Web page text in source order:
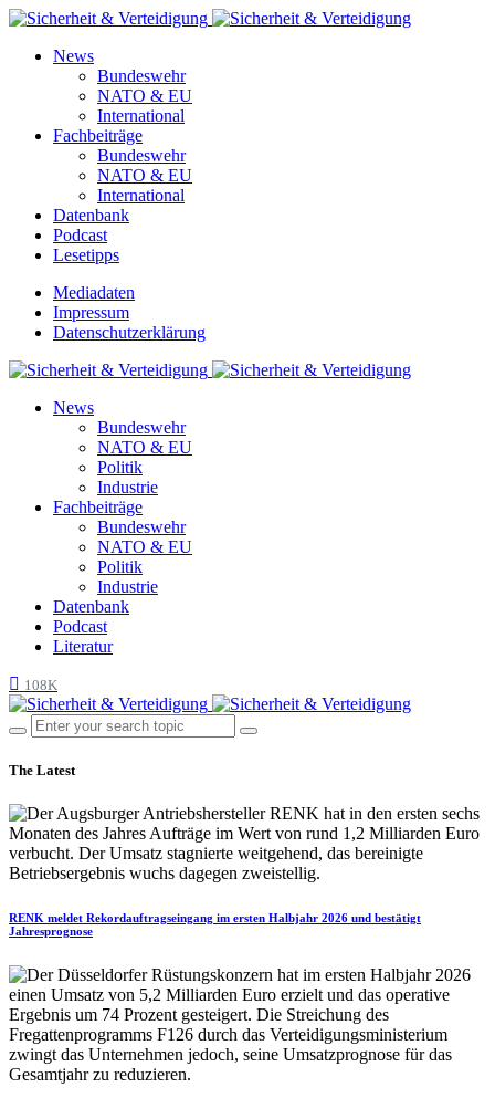
News
Bundeswehr
NATO & EU
International
Fachbeiträge
Bundeswehr
NATO & EU
International
Datenbank
Podcast
Lesetipps
Mediadaten
Impressum
Datenschutzerklärung
News
Bundeswehr
NATO & EU
Politik
Industrie
Fachbeiträge
Bundeswehr
NATO & EU
Politik
Industrie
Datenbank
Podcast
Literatur
108K
The Latest
RENK meldet Rekordauftragseingang im ersten Halbjahr 2026 und bestätigt
Jahresprognose